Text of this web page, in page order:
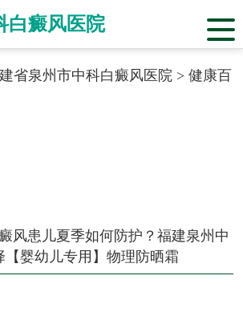
白癜风医院
省泉州市中科白癜风医院> 健康百
风患儿夏季如何防护？福建泉州中
【婴幼儿专用】物理防晒霜